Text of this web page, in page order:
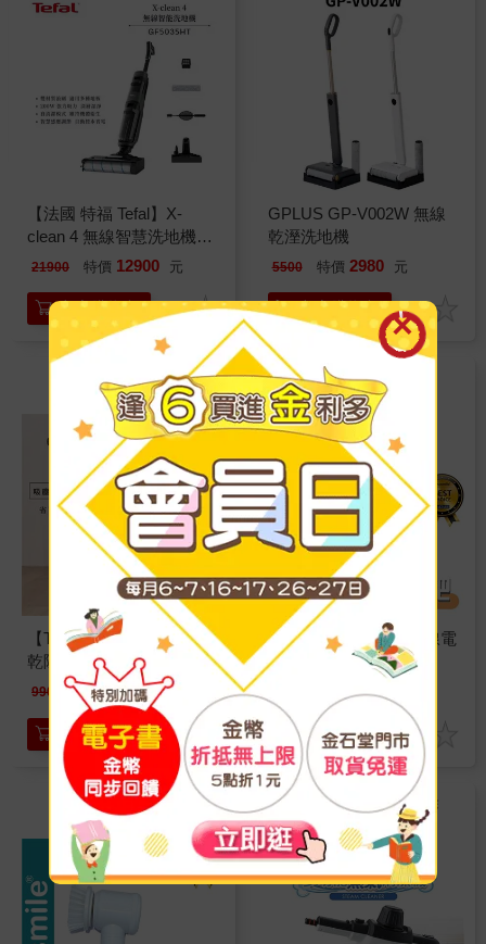
【法國 特福 Tefal】X-
clean 4 無線智慧洗地機
GF5035HT (吸拖同步/自清
21900 特價 12900 元
加入購物車
GPLUS GP-V002W 無線
乾溼洗地機
5500 特價 2980 元
加入購物車
【THOMSON】石墨烯烘
乾除菌洗地機(TM-
SAV63D)
9900 特價 8600 元
加入購物車
無線控制，多角度清潔，
靈活清潔
【wesmile】超省力無線電
動拖把
1680
加入購物車
★清潔、消毒、除菌、除
汙